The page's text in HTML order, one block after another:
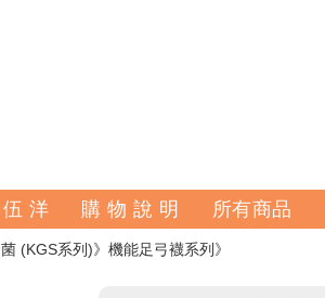
洋 購 物 說 明 所有商品
(KGS系列) 機能足弓襪系列